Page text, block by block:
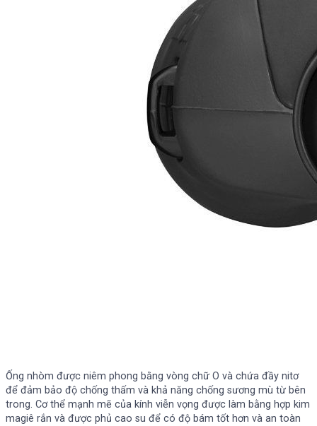
Ống nhòm được niêm phong bằng vòng chữ O và chứa đầy nitơ
để đảm bảo độ chống thấm và khả năng chống sương mù từ bên
trong. Cơ thể mạnh mẽ của kính viễn vọng được làm bằng hợp kim
magiê rắn và được phủ cao su để có độ bám tốt hơn và an toàn